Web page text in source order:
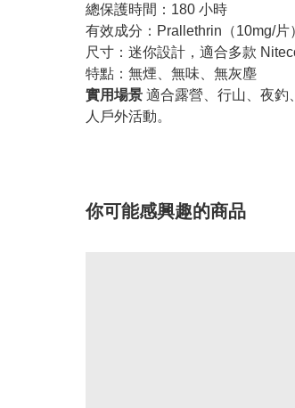
總保護時間：180 小時
有效成分：Prallethrin（10mg/片
尺寸：迷你設計，適合多款
特點：無煙、無味、無灰塵
實用場景 適合露營、行山、夜釣
人戶外活動。
你可能感興趣的商品